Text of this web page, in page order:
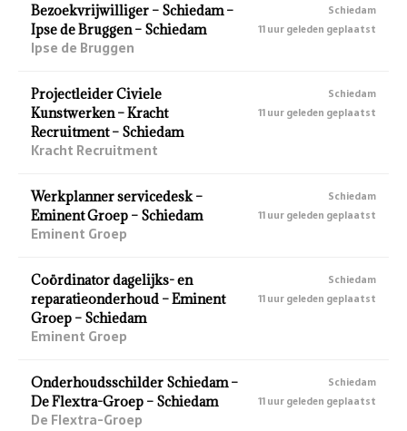
Bezoekvrijwilliger – Schiedam –
Ipse de Bruggen – Schiedam
Ipse de Bruggen
Schiedam
11 uur geleden geplaatst
Projectleider Civiele
Kunstwerken – Kracht
Recruitment – Schiedam
Kracht Recruitment
Schiedam
11 uur geleden geplaatst
Werkplanner servicedesk –
Eminent Groep – Schiedam
Eminent Groep
Schiedam
11 uur geleden geplaatst
Coördinator dagelijks- en
reparatieonderhoud – Eminent
Groep – Schiedam
Eminent Groep
Schiedam
11 uur geleden geplaatst
Onderhoudsschilder Schiedam –
De Flextra-Groep – Schiedam
De Flextra-Groep
Schiedam
11 uur geleden geplaatst